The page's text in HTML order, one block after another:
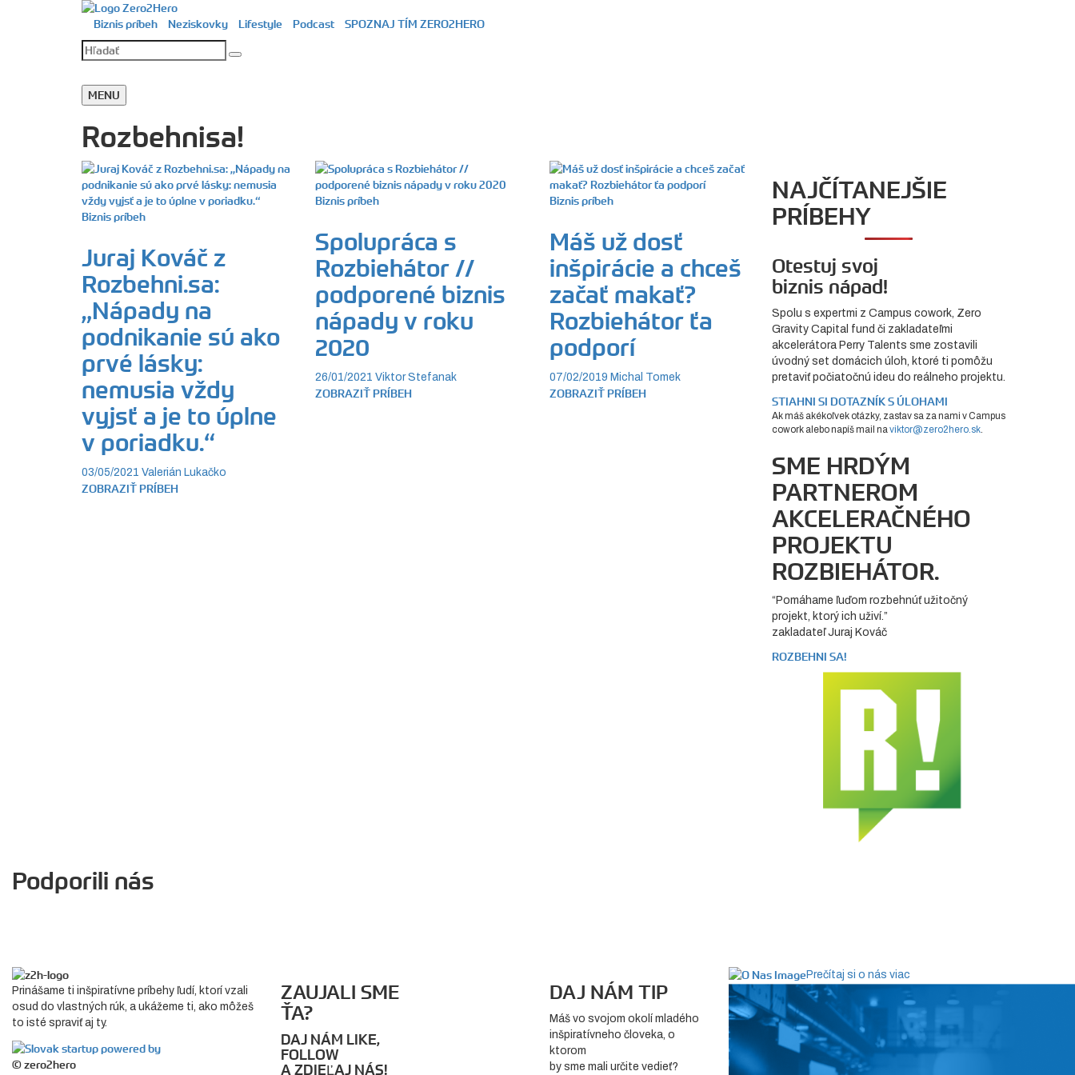
Biznis príbeh Neziskovky Lifestyle Podcast SPOZNAJ TÍM ZERO2HERO
MENU
Rozbehnisa!
Biznis príbeh
Juraj Kováč z
Rozbehni.sa:
„Nápady na
podnikanie sú ako
prvé lásky:
nemusia vždy
vyjsť a je to úplne
v poriadku.“
03/05/2021 Valerián Lukačko
ZOBRAZIŤ PRÍBEH
Biznis príbeh
Spolupráca s
Rozbiehátor //
podporené biznis
nápady v roku
2020
26/01/2021 Viktor Stefanak
ZOBRAZIŤ PRÍBEH
Biznis príbeh
Máš už dosť
inšpirácie a chceš
začať makať?
Rozbiehátor ťa
podporí
07/02/2019 Michal Tomek
ZOBRAZIŤ PRÍBEH
NAJČÍTANEJŠIE
PRÍBEHY
Otestuj svoj
biznis nápad!
Spolu s expertmi z Campus cowork, Zero
Gravity Capital fund či zakladateľmi
akcelerátora Perry Talents sme zostavili
úvodný set domácich úloh, ktoré ti pomôžu
pretaviť počiatočnú ideu do reálneho projektu.
STIAHNI SI DOTAZNÍK S ÚLOHAMI
Ak máš akékoľvek otázky, zastav sa za nami v Campus
cowork alebo napíš mail na viktor@zero2hero.sk.
SME HRDÝM
PARTNEROM
AKCELERAČNÉHO
PROJEKTU
ROZBIEHÁTOR.
“Pomáhame ľuďom rozbehnúť užitočný
projekt, ktorý ich uživí.”
zakladateľ Juraj Kováč
ROZBEHNI SA!
Podporili nás
Prinášame ti inšpiratívne príbehy ľudí, ktorí vzali
osud do vlastných rúk, a ukážeme ti, ako môžeš
to isté spraviť aj ty.
© zero2hero
ZAUJALI SME
ŤA?
DAJ NÁM LIKE,
FOLLOW
A ZDIEĽAJ NÁS!
DAJ NÁM TIP
Máš vo svojom okolí mladého
inšpiratívneho človeka, o
ktorom
by sme mali určite vedieť?
Prečítaj si o nás viac